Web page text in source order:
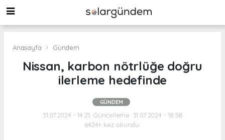
Anasayfa Gündem
Nissan, karbon nötrlüğe doğru
ilerleme hedefinde
GÜNDEM
31.07.2024 - 14:21, Güncelleme: 31.07.2024 - 18:58
6424+ kez okundu.